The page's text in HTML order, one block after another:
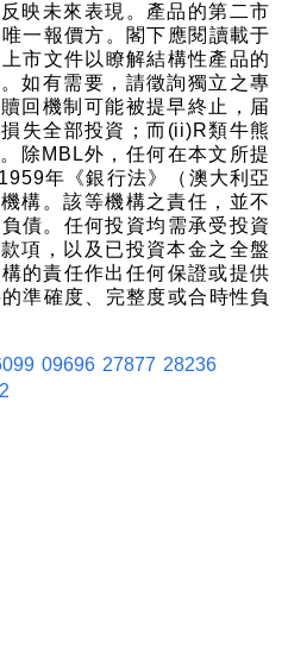
映未來表現。產品的第二市
一報價方。閣下應閱讀載于
市文件以瞭解結構性產品的
如有需要，請徵詢獨立之專
回機制可能被提早終止，届
失全部投資；而(ii)R類牛熊
除MBL外，任何在本文所提
年《銀行法》（澳大利亞
構。該等機構之責任，並不
債。任何投資均需承受投資
項，以及已投資本金之全盤
的責任作出任何保證或提供
準確度、完整度或合時性負
09696 27877 28236